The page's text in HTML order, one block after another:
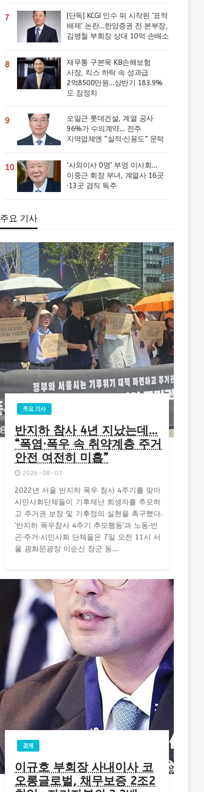
7
[단독] KCGI 인수 뒤 시작된 ‘표적
배제’ 논란…한양증권 전 본부장,
김병철 부회장 상대 10억 손배소
8
재무통 구본욱 KB손해보험
사장, 킥스 하락 속 성과급
2억8500만원…상반기 183.9%
도 잠정치
9
오일근 롯데건설, 계열 공사
96%가 수의계약… 전주
지역업체엔 “실적·신용도” 문턱
10
‘사외이사 0명’ 부영 이사회…
이중근 회장 부녀, 계열사 16곳
·13곳 겸직 독주
주요 기사
주요 기사
반지하 참사 4년 지났는데…
“폭염·폭우 속 취약계층 주거
안전 여전히 미흡”
2026-08-07
2022년 서울 반지하 폭우 참사 4주기를 맞아
시민사회단체들이 기후재난 희생자를 추모하
고 주거권 보장 및 기후정의 실현을 촉구했다.
'반지하 폭우참사 4주기 추모행동'과 노동·빈
곤·주거·시민사회 단체들은 7일 오전 11시 서
울 광화문광장 이순신 장군 동...
경제
이규호 부회장 사내이사 코
오롱글로벌, 채무보증 2조2